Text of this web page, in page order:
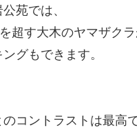
苑では、
超す大木のヤマザクラ
グもできます。
コントラストは最高で